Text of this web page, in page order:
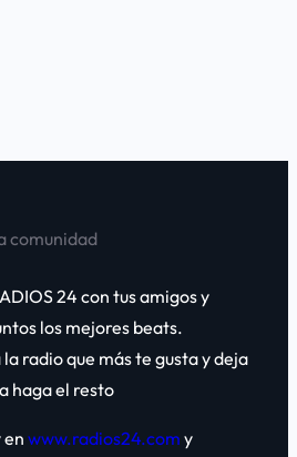
comunidad
24 con tus amigos y
los mejores beats.
radio que más te gusta y deja
haga el resto
enwww.radios24.com y